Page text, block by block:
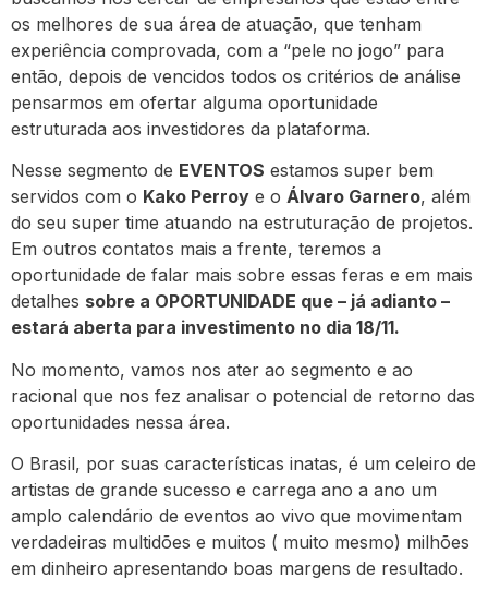
os melhores de sua área de atuação, que tenham
experiência comprovada, com a “pele no jogo” para
então, depois de vencidos todos os critérios de análise
pensarmos em ofertar alguma oportunidade
estruturada aos investidores da plataforma.
Nesse segmento de EVENTOS estamos super bem
servidos com o Kako Perroy e o Álvaro Garnero, além
do seu super time atuando na estruturação de projetos.
Em outros contatos mais a frente, teremos a
oportunidade de falar mais sobre essas feras e em mais
detalhes sobre a OPORTUNIDADE que – já adianto –
estará aberta para investimento no dia 18/11.
No momento, vamos nos ater ao segmento e ao
racional que nos fez analisar o potencial de retorno das
oportunidades nessa área.
O Brasil, por suas características inatas, é um celeiro de
artistas de grande sucesso e carrega ano a ano um
amplo calendário de eventos ao vivo que movimentam
verdadeiras multidões e muitos ( muito mesmo) milhões
em dinheiro apresentando boas margens de resultado.